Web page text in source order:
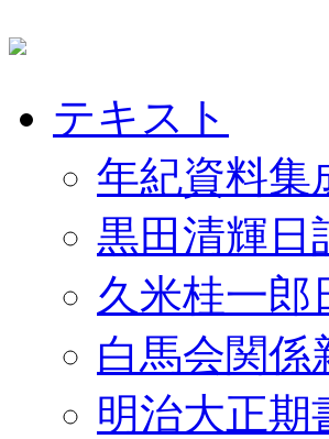
テキスト
年紀資料集
黒田清輝日
久米桂一郎
白馬会関係
明治大正期